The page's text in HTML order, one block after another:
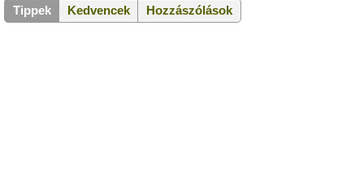
Tippek Kedvencek Hozzászólások